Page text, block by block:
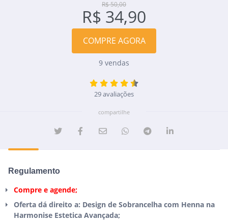
R$ 50,00
R$ 34,90
COMPRE AGORA
9 vendas
29 avaliações
compartilhe
Regulamento
Compre e agende;
Oferta dá direito a: Design de Sobrancelha com Henna na
Harmonise Estetica Avançada;